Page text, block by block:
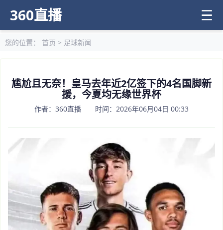
360直播 ☰
您的位置： 首页 > 足球新闻
尴尬且无奈！皇马去年近2亿签下的4名国脚新
援，今夏均无缘世界杯
作者：360直播 时间：2026年06月04日 00:33